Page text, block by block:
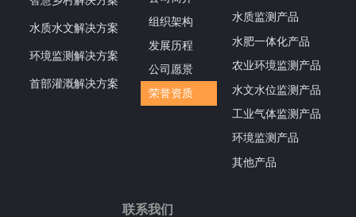
联系我们
水质监测产品
水肥一体化产品
农业环境监测产品
水文水位监测产品
工业气体监测产品
环境监测产品
其他产品
水质水文解决方案
环境监测解决方案
首部灌溉解决方案
组织架构
发展历程
公司愿景
荣誉资质